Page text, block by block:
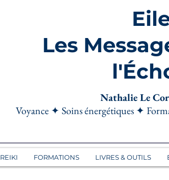
Les
Nathalie Le
Voyance ✦ Soins énergétiques ✦
REIKI FORMATIONS LIVRES & OUTILS